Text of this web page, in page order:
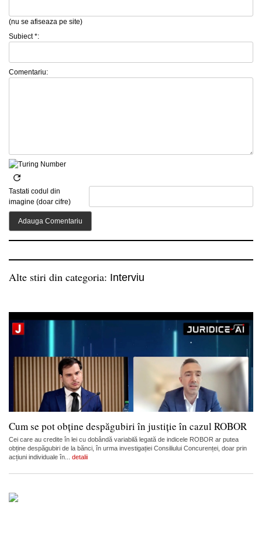
(nu se afiseaza pe site)
Subiect *:
Comentariu:
Tastati codul din
imagine (doar cifre)
Alte stiri din categoria: Interviu
Cum se pot obține despăgubiri în justiție în cazul ROBOR
Cei care au credite în lei cu dobândă variabilă legată de indicele ROBOR ar putea
obține despăgubiri de la bănci, în urma investigației Consiliului Concurenței, doar prin
acțiuni individuale în... detalii